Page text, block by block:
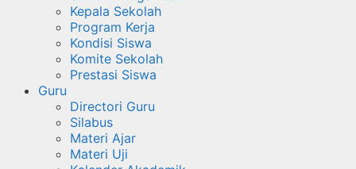
Kepala Sekolah
Program Kerja
Kondisi Siswa
Komite Sekolah
Prestasi Siswa
Guru
Directori Guru
Silabus
Materi Ajar
Materi Uji